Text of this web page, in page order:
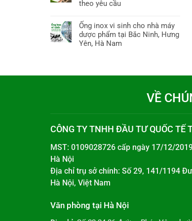
theo yêu cầu
Ống inox vi sinh cho nhà máy
dược phẩm tại Bắc Ninh, Hưng
Yên, Hà Nam
VỀ
CÔNG TY TNHH ĐẦU TƯ QUỐC TẾ
MST: 0109028726 cấp ngày 17/12/
Hà Nội
Địa chỉ trụ sở chính: Số 29, 141/1194
Hà Nội, Việt Nam
Văn phòng tại Hà Nội